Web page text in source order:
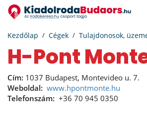
Kezdőlap Cégek Tulajdonosok,
H-Pont
Cím: 1037 Budapest, Montevideo u. 7.
Weboldal: www.hpontmonte.hu
Telefonszám: +36 70 945 0350